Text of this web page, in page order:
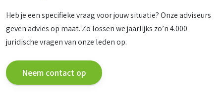
Heb je een specifieke vraag voor jouw situatie? Onze adviseurs
geven advies op maat. Zo lossen we jaarlijks zo’n 4.000
juridische vragen van onze leden op.
Neem contact op